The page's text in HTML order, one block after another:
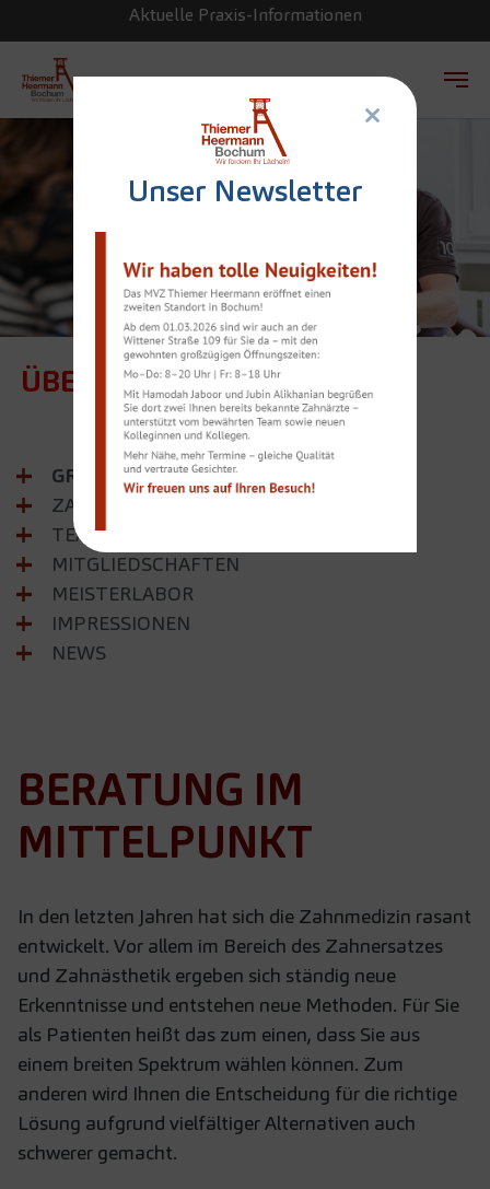
Zum Hauptinhalt springen
Aktuelle Praxis-Informationen
Unser Newsletter
×
ÜBER UNS
GRUNDGEDANKE
ZAHNÄRZTE
TEAM
MITGLIEDSCHAFTEN
MEISTERLABOR
IMPRESSIONEN
NEWS
BERATUNG IM
MITTELPUNKT
In den letzten Jahren hat sich die Zahnmedizin rasant
entwickelt. Vor allem im Bereich des Zahnersatzes
und Zahnästhetik ergeben sich ständig neue
Erkenntnisse und entstehen neue Methoden. Für Sie
als Patienten heißt das zum einen, dass Sie aus
einem breiten Spektrum wählen können. Zum
anderen wird Ihnen die Entscheidung für die richtige
Lösung aufgrund vielfältiger Alternativen auch
schwerer gemacht.